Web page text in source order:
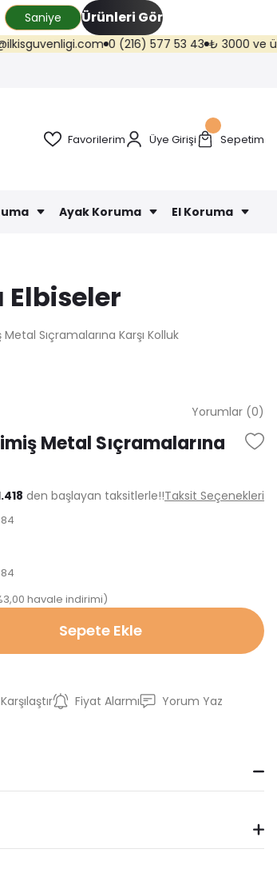
Saniye Ürünleri Gör
0 (216) 577 53 43 ₺ 3000 ve üzeri
Favorilerim Üye Girişi Sepetim
Ayak Koruma El Koruma
Elbiseler
Sıçramalarına Karşı Kolluk
Yorumlar (0)
Metal Sıçramalarına
den başlayan taksitlerle!!Taksit Seçenekleri
havale indirimi)
Sepete Ekle
Karşılaştır Fiyat Alarmı
Yorum Yaz